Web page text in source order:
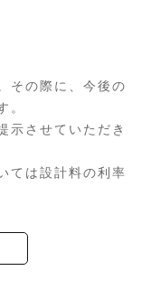
その際に、今後の
。
示させていただき
ては設計料の利率